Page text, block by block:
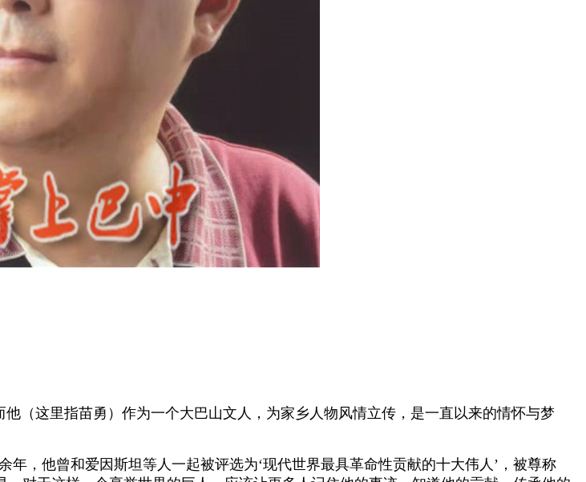
这里指苗勇）作为一个大巴山文人，为家乡人物风情立传，是一直以来的情怀与梦
，他曾和爱因斯坦等人一起被评选为‘现代世界最具革命性贡献的十大伟人’，被尊称